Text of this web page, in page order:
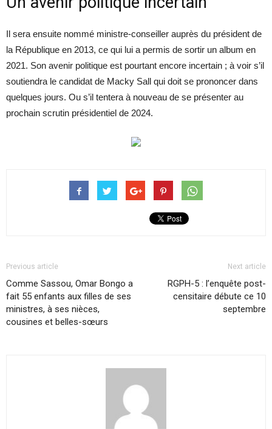
Il sera ensuite nommé ministre-conseiller auprès du président de
la République en 2013, ce qui lui a permis de sortir un album en
2021. Son avenir politique est pourtant encore incertain ; à voir s’il
soutiendra le candidat de Macky Sall qui doit se prononcer dans
quelques jours. Ou s’il tentera à nouveau de se présenter au
prochain scrutin présidentiel de 2024.
Previous article
Comme Sassou, Omar Bongo a
fait 55 enfants aux filles de ses
ministres, à ses nièces,
cousines et belles-sœurs
Next article
RGPH-5 : l’enquête post-
censitaire débute ce 10
septembre